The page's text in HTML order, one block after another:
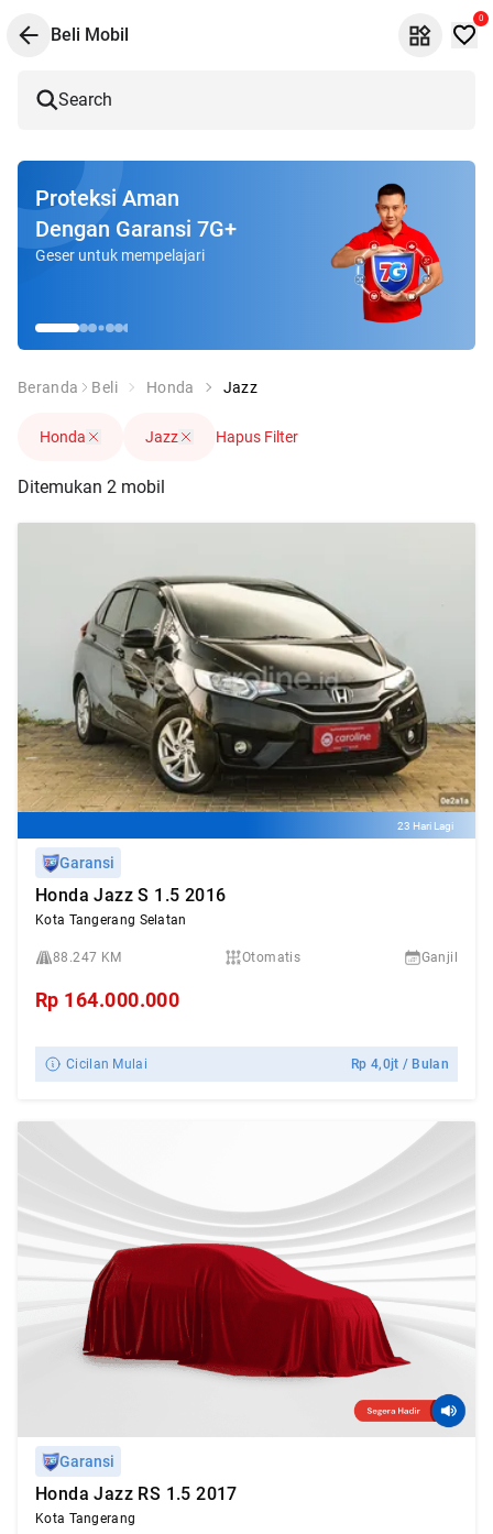
Beli Mobil
0
Search
Proteksi Aman
Dengan Garansi 7G+
Geser untuk mempelajari
Beranda Beli Honda Jazz
Honda Jazz Hapus Filter
Ditemukan 2 mobil
23 Hari Lagi
Garansi
Honda Jazz S 1.5 2016
Kota Tangerang Selatan
88.247 KM Otomatis Ganjil
Rp 164.000.000
Cicilan Mulai Rp4,0jt / Bulan
Garansi
Honda Jazz RS 1.5 2017
Kota Tangerang